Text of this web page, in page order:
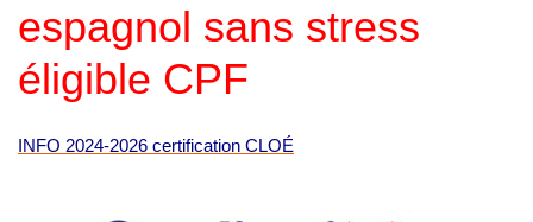
espagnol sans stress
éligible CPF
INFO 2024-2026 certification CLOÉ